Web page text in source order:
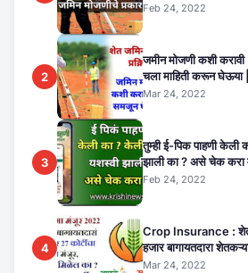
Feb 24, 2022
2
जमीन मोजणी कशी
चला माहिती करून
maharashtra
Mar 24, 2022
3
तुम्ही ई-पिक पाहणी
झाली का ? असे चेक करा
E Pik Pahani Status
Feb 24, 2022
4
Crop Insurance :
हजार बागायतदारा
मंजूर, कसा तो वाचा सविस्तर
Mar 24, 2022